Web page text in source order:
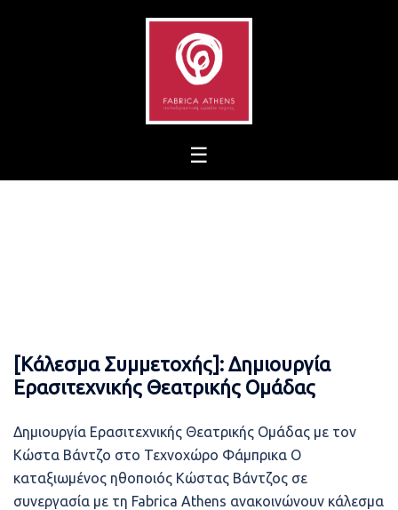
[Κάλεσμα Συμμετοχής]: Δημιουργία
Ερασιτεχνικής Θεατρικής Ομάδας
Δημιουργία Ερασιτεχνικής Θεατρικής Ομάδας με τον
Κώστα Βάντζο στο Τεχνοχώρο Φάμπρικα Ο
καταξιωμένος ηθοποιός Κώστας Βάντζος σε
συνεργασία με τη Fabrica Athens ανακοινώνουν κάλεσμα